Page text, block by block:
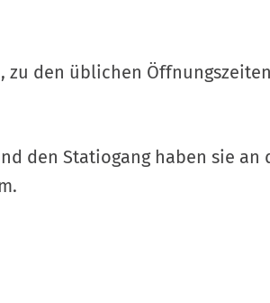
zu den üblichen
den Statiogang haben sie an